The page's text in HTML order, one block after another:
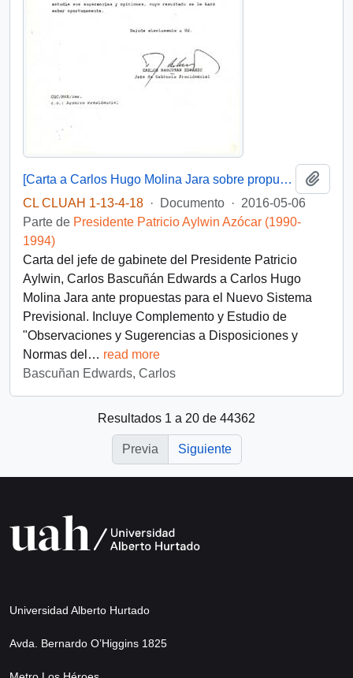
[Carta a Carlos Hugo Molina Jara sobre propuesta del Nuevo Sistema Previsional]
CL CLUAH 1-13-4-18 · Documento · 2016-05-06
Parte de Presidente Patricio Aylwin Azócar (1990-
1994)
Carta del jefe de gabinete del Presidente Patricio
Aylwin, Carlos Bascuñán Edwards a Carlos Hugo
Molina Jara ante propuestas para el Nuevo Sistema
Previsional. Incluye Complemento y Estudio de
"Observaciones y Sugerencias a Disposiciones y
Normas del … read more
Bascuñan Edwards, Carlos
Resultados 1 a 20 de 44362
Previa Siguiente
Universidad Alberto Hurtado
Avda. Bernardo O’Higgins 1825